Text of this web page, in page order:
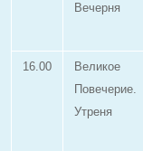
Вечерня
16.00
Великое
Повечерие.
Утреня